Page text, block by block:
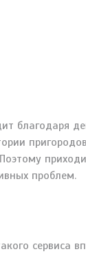
благодаря
проблем.
сервиса